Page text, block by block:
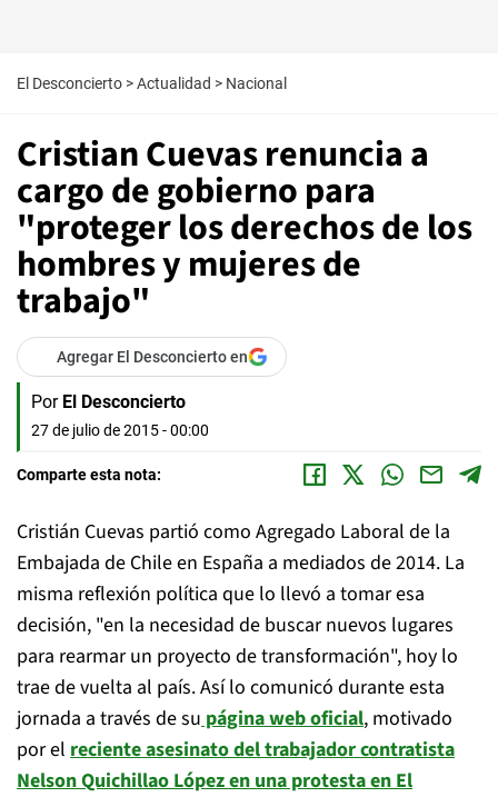
El Desconcierto >Actualidad > Nacional
Cristian Cuevas renuncia a
cargo de gobierno para
"proteger los derechos de los
hombres y mujeres de
trabajo"
Agregar El Desconcierto en
Por El Desconcierto
27 de julio de 2015 - 00:00
Comparte esta nota:
Cristián Cuevas partió como Agregado Laboral de la
Embajada de Chile en España a mediados de 2014. La
misma reflexión política que lo llevó a tomar esa
decisión, "en la necesidad de buscar nuevos lugares
para rearmar un proyecto de transformación", hoy lo
trae de vuelta al país. Así lo comunicó durante esta
jornada a través de supágina web oficial, motivado
por el reciente asesinato del trabajador contratista
Nelson Quichillao López en una protesta en El